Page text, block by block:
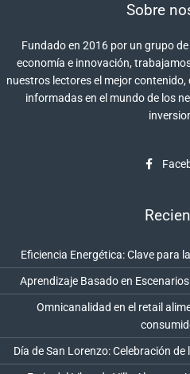
Sobre
Fundado en 2016 por un grupo
economía e innovación,
nuestros lectores el mejor
informadas en el mundo de los
Eficiencia Energética: Clave para
Aprendizaje Basado en
Omnicanalidad en el retail
Día de San Lorenzo: Celebración